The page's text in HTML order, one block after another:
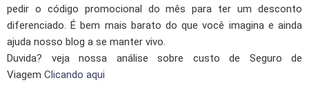
pedir o código promocional do mês para ter um desconto
diferenciado. É bem mais barato do que você imagina e ainda
ajuda nosso blog a se manter vivo.
Duvida? veja nossa análise sobre custo de Seguro de
Viagem Clicando aqui